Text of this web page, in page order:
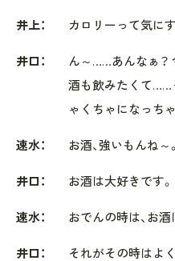
井上： カロリーって気に
井口：
ん～……あんなぁ？
酒も飲みたくて……
ゃくちゃになっちゃ
速水： お酒、強いもんね～。
井口： お酒は大好きです。
速水： おでんの時は、お
井口：
それがその時はよ